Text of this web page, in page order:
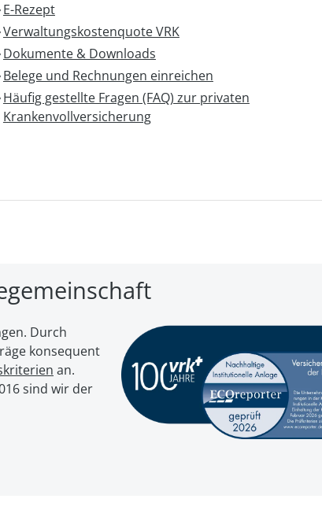
E-Rezept
Verwaltungskostenquote VRK
Dokumente & Downloads
Belege und Rechnungen einreichen
Häufig gestellte Fragen (FAQ) zur privaten
Krankenvollversicherung
Durch
kon­se­quent
an.
sind wir der